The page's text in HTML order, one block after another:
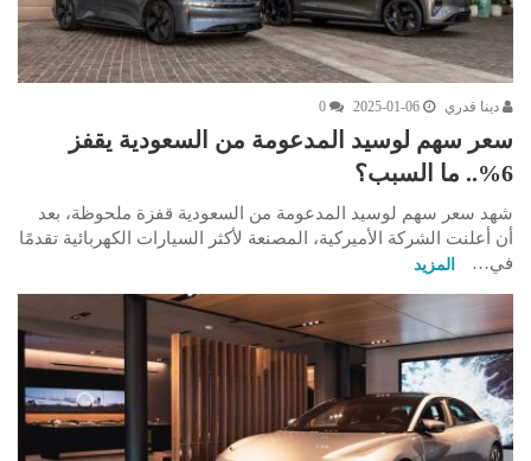
دينا قدري 2025-01-06
0
سعر سهم لوسيد المدعومة من السعودية يقفز
6%.. ما السبب؟
شهد سعر سهم لوسيد المدعومة من السعودية قفزة ملحوظة، بعد
أن أعلنت الشركة الأميركية، المصنعة لأكثر السيارات الكهربائية تقدمًا
في…
المزيد